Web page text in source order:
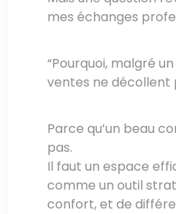
mes échanges
“Pourquoi, malgré
ventes ne décollent
Parce qu’un beau
pas.
Il faut un espace
comme un outil
confort, et de